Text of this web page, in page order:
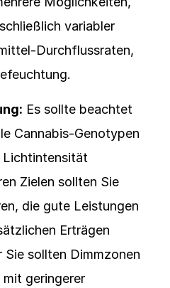
variabler
Durchflussraten,
Es sollte beachtet
Cannabis-Genotypen
Lichtintensität
Zielen sollten Sie
die gute Leistungen
Erträgen
sollten Dimmzonen
mit geringerer